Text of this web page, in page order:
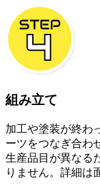
組み立て
加工や塗装が終わ
ーツをつなぎ合わ
生産品目が異なる
りません。詳細は